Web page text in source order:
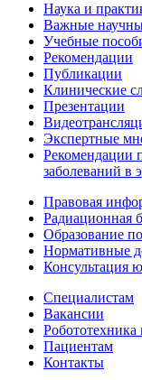
Наука и
Важные
Учебные
Рекомендации
Публикации
Клинические
Презентации
Экспертные
Рекомендации
заболеваний в
Правовая
Радиационная
Образование
Нормативные
Консультация
Специалистам
Вакансии
Пациентам
Контакты